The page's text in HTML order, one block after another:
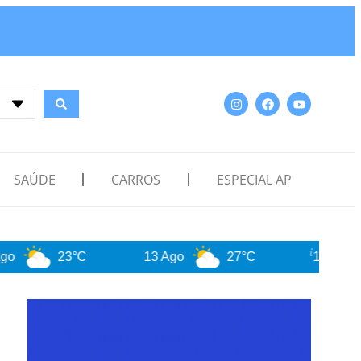
SAÚDE CARROS ESPECIAL AP
13 Ago 27°C 14 Ago